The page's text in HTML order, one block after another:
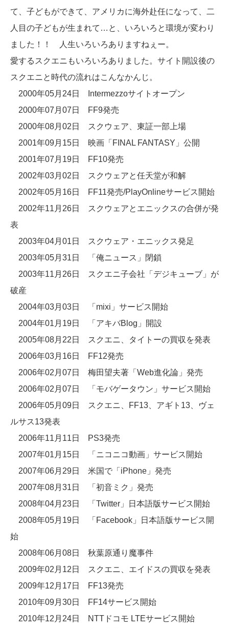
て、子どもができて、アメリカに海外赴任になって、二
人目の子どもが生まれて…と、いろいろと環境が変わり
ました！！ 人生いろいろありますねぇー。
愛するスクエニもいろいろありました。サイト開設後の
スクエニと時代の流れはこんなかんじ。
2000年05月24日 Intermezzoサイトオープン
2000年07月07日 FF9発売
2000年08月02日 スクウェア、東証一部上場
2001年09月15日 映画「FINAL FANTASY」公開
2001年07月19日 FF10発売
2002年03月02日 スクウェアと任天堂が和解
2002年05月16日 FF11発売/PlayOnlineサービス開始
2002年11月26日 スクウェアとエニックスの合併が発
表
2003年04月01日 スクウェア・エニックス発足
2003年05月31日 「俺ニュース」閉鎖
2003年11月26日 スクエニ子会社「デジキューブ」が
破産
2004年03月03日 「mixi」サービス開始
2004年01月19日 「アキバBlog」開設
2005年08月22日 スクエニ、タイトーの買収を発表
2006年03月16日 FF12発売
2006年02月07日 梅田望夫著「Web進化論」発売
2006年02月07日 「モバゲータウン」サービス開始
2006年05月09日 スクエニ、FF13、アギト13、ヴェ
ルサス13発表
2006年11月11日 PS3発売
2007年01月15日 「ニコニコ動画」サービス開始
2007年06月29日 米国で「iPhone」発売
2007年08月31日 「初音ミク」発売
2008年04月23日 「Twitter」日本語版サービス開始
2008年05月19日 「Facebook」日本語版サービス開
始
2008年06月08日 秋葉原通り魔事件
2009年02月12日 スクエニ、エイドスの買収を発表
2009年12月17日 FF13発売
2010年09月30日 FF14サービス開始
2010年12月24日 NTTドコモ LTEサービス開始